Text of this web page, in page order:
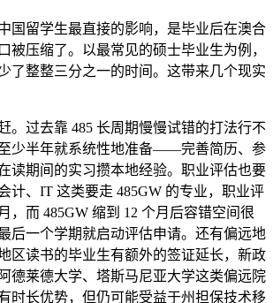
国留学生最直接的影响，是毕业后在澳合
被压缩了。以最常见的硕士毕业生为例，
了整整三分之一的时间。这带来几个现实
。过去靠 485 长周期慢慢试错的打法行不
少半年就系统性地准备——完善简历、参
读期间的实习攒本地经验。职业评估也要
计、IT 这类要走 485GW 的专业，职业评
，而 485GW 缩到 12 个月后容错空间很
后一个学期就启动评估申请。还有偏远地
读书的毕业生有额外的签证延长，新政
德莱德大学、塔斯马尼亚大学这类偏远院
时长优势，但仍可能受益于州担保技术移